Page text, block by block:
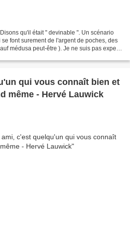
qu'il était " devinable ". Un scénario
font surement de l'argent de poches, des
médusa peut-être ). Je ne suis pas expert
qui vous connaît bien et
même - Hervé Lauwick